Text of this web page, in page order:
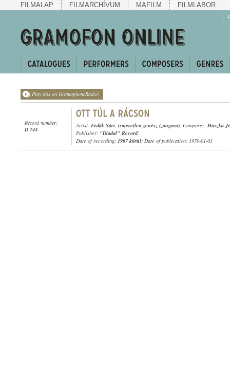
FILMALAP FILMARCHÍVUM MAFILM FILMLABOR
Play this on GramophoneRadio!
Record number:
D 744
Artist: Fedák Sári, ismeretlen zenész (zongora); Composer: Huszka
Publisher: "Diadal" Record;
Date of recording: 1907 körül; Date of publication: 1970-01-01